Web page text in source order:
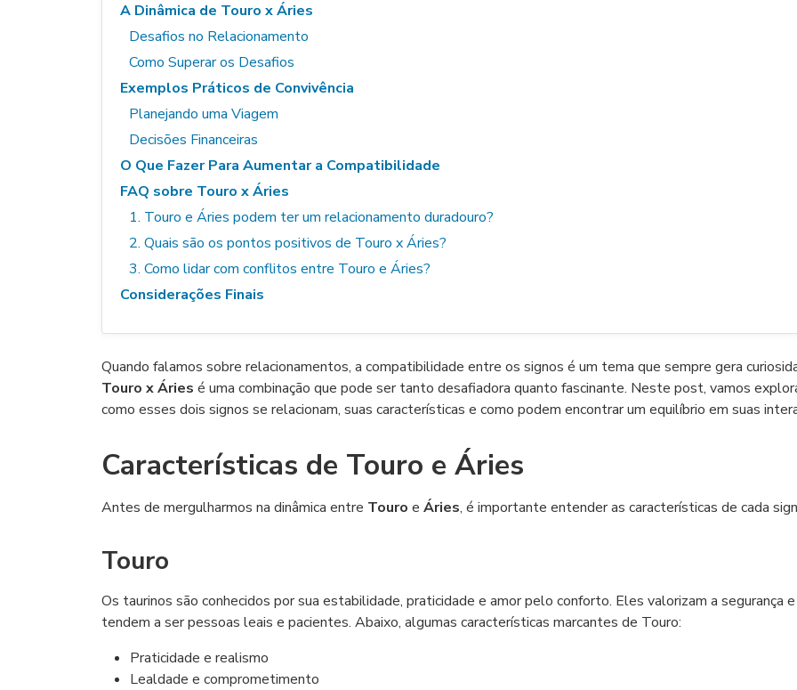
A Dinâmica de Touro x Áries
Desafios no Relacionamento
Como Superar os Desafios
Exemplos Práticos de Convivência
Planejando uma Viagem
Decisões Financeiras
O Que Fazer Para Aumentar a Compatibilidade
FAQ sobre Touro x Áries
1. Touro e Áries podem ter um relacionamento duradouro?
2. Quais são os pontos positivos de Touro x Áries?
3. Como lidar com conflitos entre Touro e Áries?
Considerações Finais
Quando falamos sobre relacionamentos, a compatibilidade entre os signos é um tema que sempre gera
Touro x Áries é uma combinação que pode ser tanto desafiadora quanto fascinante. Neste post, vamos
como esses dois signos se relacionam, suas características e como podem encontrar um equilíbrio em suas
Características de Touro e Áries
Antes de mergulharmos na dinâmica entre Touro e Áries, é importante entender as características de cada
Touro
Os taurinos são conhecidos por sua estabilidade, praticidade e amor pelo conforto. Eles valorizam a segurança e
tendem a ser pessoas leais e pacientes. Abaixo, algumas características marcantes de Touro:
Praticidade e realismo
Lealdade e comprometimento